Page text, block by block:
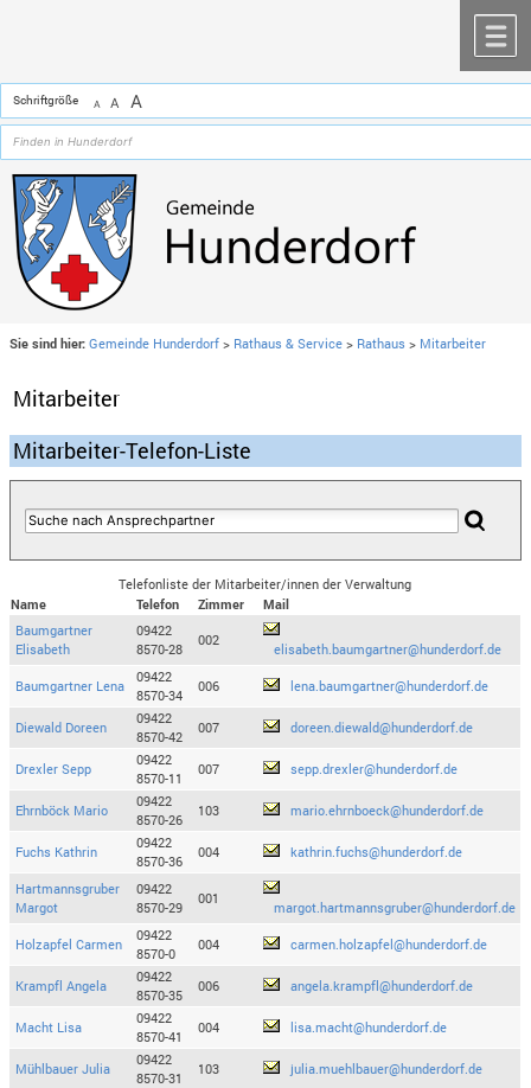
Schriftgröße A A A
Sie sind hier: Gemeinde Hunderdorf > Rathaus & Service > Rathaus > Mitarbeiter
Mitarbeiter
Mitarbeiter-Telefon-Liste
Telefonliste der Mitarbeiter/innen der Verwaltung
Name
Telefon Zimmer
Mail
Baumgartner
Elisabeth
09422
8570-28
002
elisabeth.baumgartner@hunderdorf.de
Baumgartner Lena
09422
8570-34
006 lena.baumgartner@hunderdorf.de
Diewald Doreen
09422
8570-42
007 doreen.diewald@hunderdorf.de
Drexler Sepp
09422
8570-11
007 sepp.drexler@hunderdorf.de
Ehrnböck Mario
09422
8570-26
103 mario.ehrnboeck@hunderdorf.de
Fuchs Kathrin
09422
8570-36
004 kathrin.fuchs@hunderdorf.de
Hartmannsgruber
Margot
09422
8570-29
001
margot.hartmannsgruber@hunderdorf.de
Holzapfel Carmen
09422
8570-0
004 carmen.holzapfel@hunderdorf.de
Krampfl Angela
09422
8570-35
006 angela.krampfl@hunderdorf.de
Macht Lisa
09422
8570-41
004 lisa.macht@hunderdorf.de
Mühlbauer Julia
09422
8570-31
103 julia.muehlbauer@hunderdorf.de